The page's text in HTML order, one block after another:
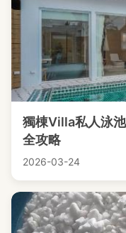
獨棟Villa私人泳
全攻略
2026-03-24